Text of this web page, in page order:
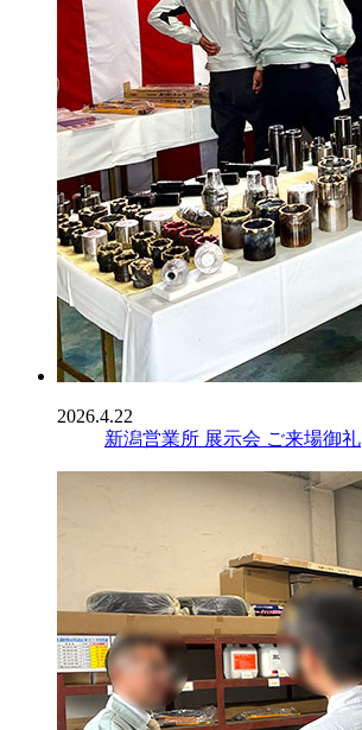
2026.4.22
新潟営業所 展示会 ご来場御礼